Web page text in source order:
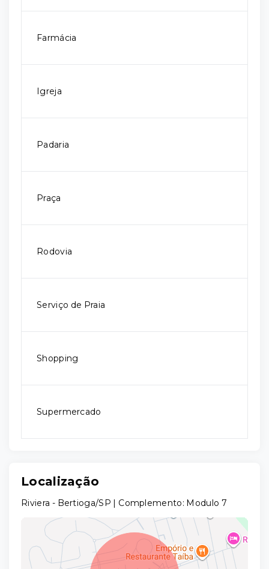
Farmácia
Igreja
Padaria
Praça
Rodovia
Serviço de Praia
Shopping
Supermercado
Localização
Riviera - Bertioga/SP | Complemento: Modulo 7